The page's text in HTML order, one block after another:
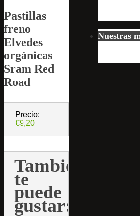
Pastillas
freno
Elvedes
orgánicas
Sram Red
Road
Precio:
€9,20
También
te
puede
gustar:
Nuestras